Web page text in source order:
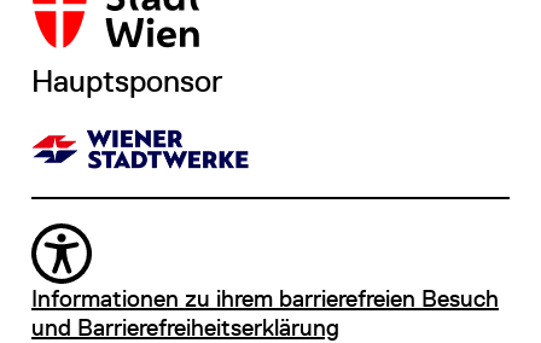
Hauptsponsor
Informationen zu ihrem barrierefreien Besuch
und Barrierefreiheitserklärung